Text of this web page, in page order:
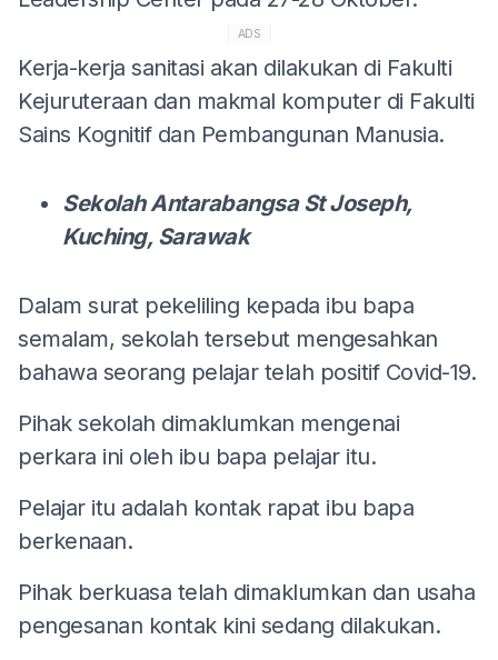
ADS
Kerja-kerja sanitasi akan dilakukan di Fakulti
Kejuruteraan dan makmal komputer di Fakulti
Sains Kognitif dan Pembangunan Manusia.
Sekolah Antarabangsa St Joseph,
Kuching, Sarawak
Dalam surat pekeliling kepada ibu bapa
semalam, sekolah tersebut mengesahkan
bahawa seorang pelajar telah positif Covid-19.
Pihak sekolah dimaklumkan mengenai
perkara ini oleh ibu bapa pelajar itu.
Pelajar itu adalah kontak rapat ibu bapa
berkenaan.
Pihak berkuasa telah dimaklumkan dan usaha
pengesanan kontak kini sedang dilakukan.